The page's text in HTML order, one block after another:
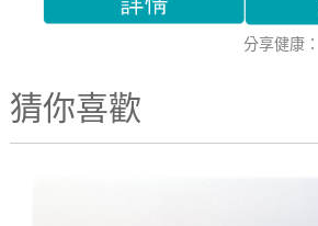
分享健康：
猜你喜歡